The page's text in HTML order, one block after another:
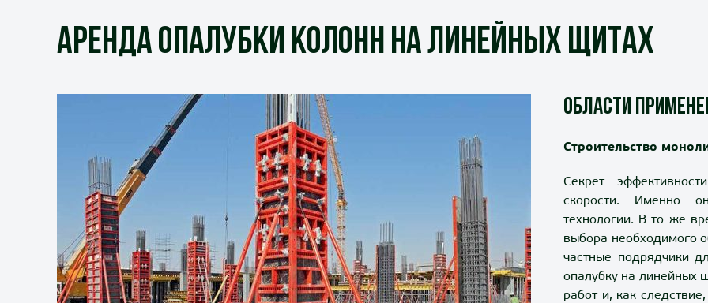
Аренда опалубки колонн на линейных щитах
Области
Строительство
Секрет
скорости. Именно
технологии. В то же
выбора необходимого
частные подрядчики
опалубку на линейных
работ и, как